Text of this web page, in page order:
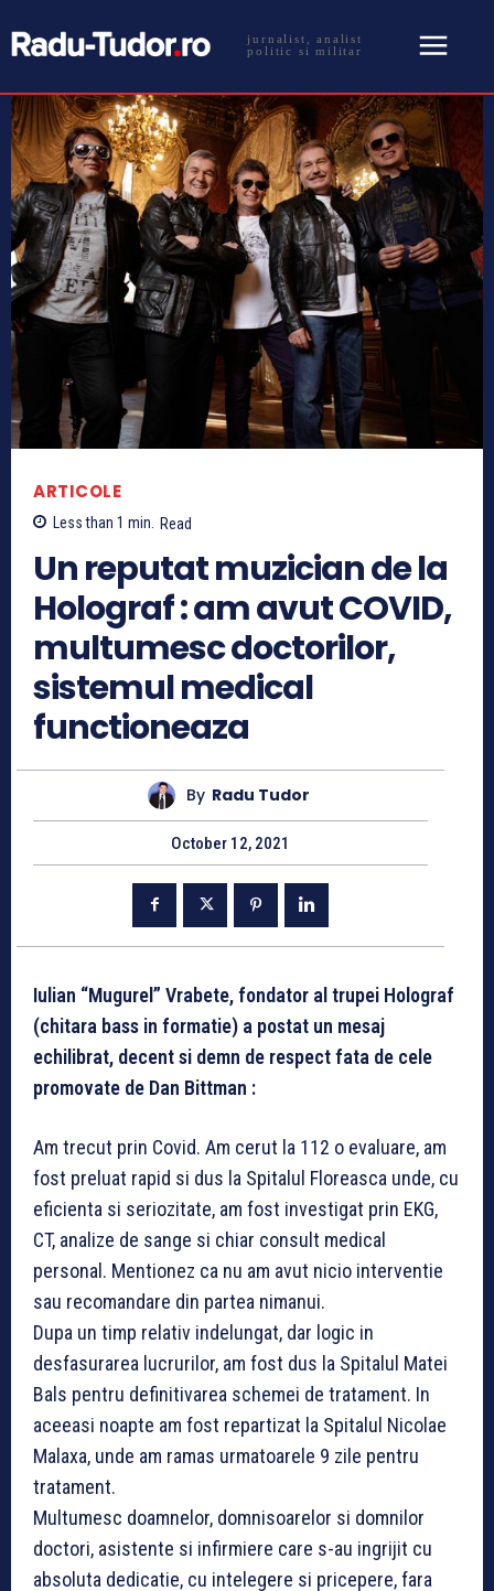
jurnalist, analist
politic si militar
ARTICOLE
Less than 1 min. Read
Un reputat muzician de la
Holograf : am avut COVID,
multumesc doctorilor,
sistemul medical
functioneaza
By Radu Tudor
October 12, 2021
Iulian “Mugurel” Vrabete, fondator al trupei Holograf
(chitara bass in formatie) a postat un mesaj
echilibrat, decent si demn de respect fata de cele
promovate de Dan Bittman :
Am trecut prin Covid. Am cerut la 112 o evaluare, am
fost preluat rapid si dus la Spitalul Floreasca unde, cu
eficienta si seriozitate, am fost investigat prin EKG,
CT, analize de sange si chiar consult medical
personal. Mentionez ca nu am avut nicio interventie
sau recomandare din partea nimanui.
Dupa un timp relativ indelungat, dar logic in
desfasurarea lucrurilor, am fost dus la Spitalul Matei
Bals pentru definitivarea schemei de tratament. In
aceeasi noapte am fost repartizat la Spitalul Nicolae
Malaxa, unde am ramas urmatoarele 9 zile pentru
tratament.
Multumesc doamnelor, domnisoarelor si domnilor
doctori, asistente si infirmiere care s-au ingrijit cu
absoluta dedicatie, cu intelegere si pricepere, fara